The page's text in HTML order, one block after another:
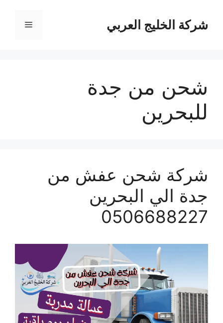
المحتوىشركة الخليج العربي القائمة
شحن من جدة
للبحرين
شركة شحن عفش من
جدة الي البحرين
0506688227